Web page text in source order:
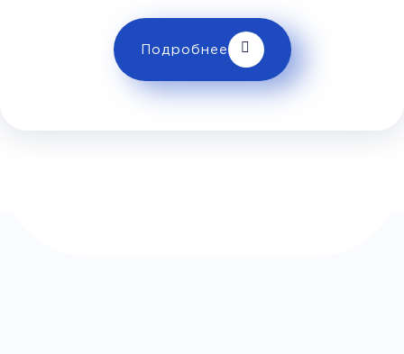
Телевизор Комфорт
Wi-Fi
Климат контроль
Подробнее